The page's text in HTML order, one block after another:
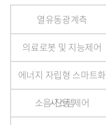
열유동광계측
의료로봇 및 지능제어
에너지 자립형 스마트화
시스템
소음∙진동 제어